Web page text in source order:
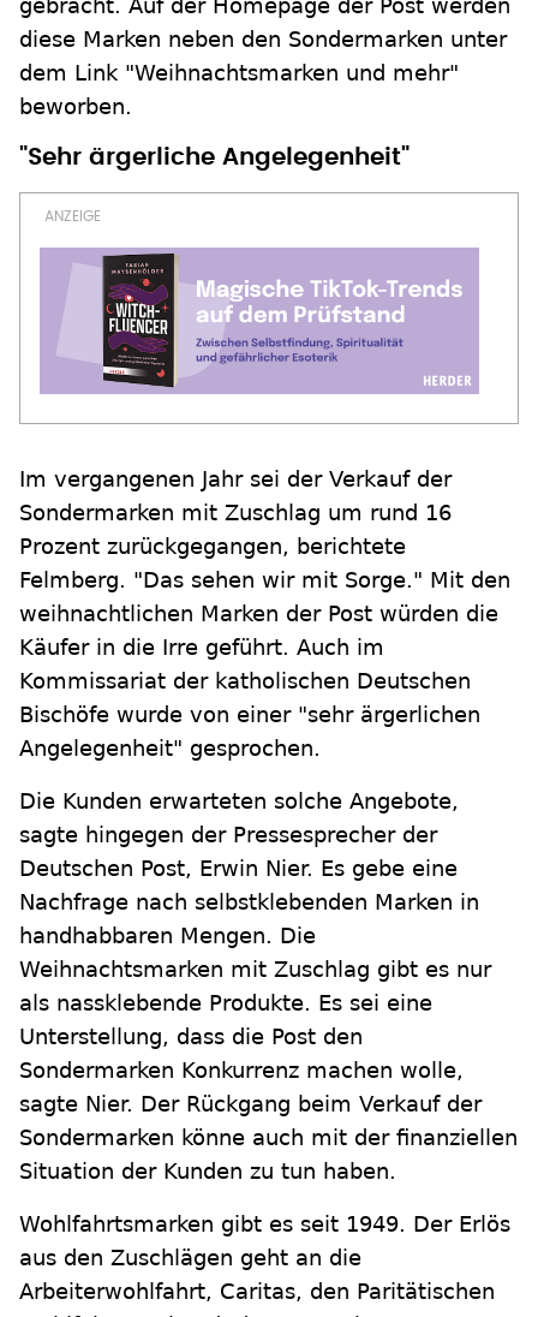
gebracht. Auf der Homepage der Post werden
diese Marken neben den Sondermarken unter
dem Link "Weihnachtsmarken und mehr"
beworben.
"Sehr ärgerliche Angelegenheit"
Im vergangenen Jahr sei der Verkauf der
Sondermarken mit Zuschlag um rund 16
Prozent zurückgegangen, berichtete
Felmberg. "Das sehen wir mit Sorge." Mit den
weihnachtlichen Marken der Post würden die
Käufer in die Irre geführt. Auch im
Kommissariat der katholischen Deutschen
Bischöfe wurde von einer "sehr ärgerlichen
Angelegenheit" gesprochen.
Die Kunden erwarteten solche Angebote,
sagte hingegen der Pressesprecher der
Deutschen Post, Erwin Nier. Es gebe eine
Nachfrage nach selbstklebenden Marken in
handhabbaren Mengen. Die
Weihnachtsmarken mit Zuschlag gibt es nur
als nassklebende Produkte. Es sei eine
Unterstellung, dass die Post den
Sondermarken Konkurrenz machen wolle,
sagte Nier. Der Rückgang beim Verkauf der
Sondermarken könne auch mit der finanziellen
Situation der Kunden zu tun haben.
Wohlfahrtsmarken gibt es seit 1949. Der Erlös
aus den Zuschlägen geht an die
Arbeiterwohlfahrt, Caritas, den Paritätischen